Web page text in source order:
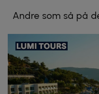
Andre som så på